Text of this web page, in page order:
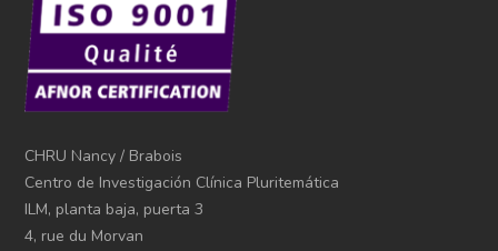
CHRU Nancy / Brabois
Centro de Investigación Clínica Pluritemática
ILM, planta baja, puerta 3
4, rue du Morvan